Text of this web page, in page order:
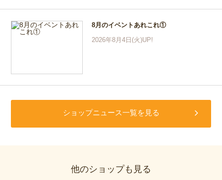
8月のイベントあれこれ①
2026年8月4日(火)UP!
ショップニュース一覧を見る
他のショップも見る